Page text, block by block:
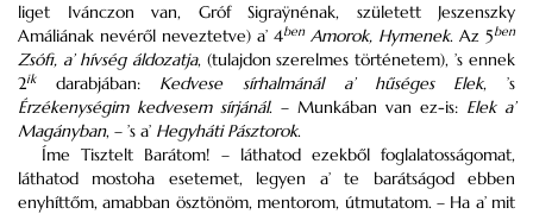
liget Ivánczon van, Gróf Sigraÿnénak, született Jeszenszky
Amáliának nevéről neveztetve) a’ 4ben Amorok, Hymenek. Az 5ben
Zsófi, a’ hívség áldozatja, (tulajdon szerelmes történetem), ’s ennek
2ikdarabjában: Kedvese sírhalmánál a’ hűséges Elek, ’s
Érzékenységim kedvesem sírjánál. – Munkában van ez-is: Elek a’
Magányban, – ’s a’ Hegyháti Pásztorok.
Íme Tisztelt Barátom! – láthatod ezekből foglalatosságomat,
láthatod mostoha esetemet, legyen a’ te barátságod ebben
enyhíttőm, amabban ösztönöm, mentorom, útmutatom. – Ha a’ mit